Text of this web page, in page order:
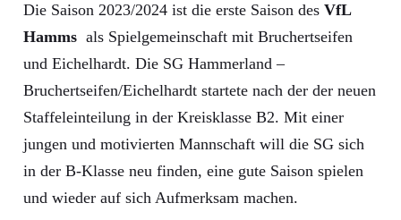
Die Saison 2023/2024 ist die erste Saison des VfL
Hamms als Spielgemeinschaft mit Bruchertseifen
und Eichelhardt. Die SG Hammerland –
Bruchertseifen/Eichelhardt startete nach der der neuen
Staffeleinteilung in der Kreisklasse B2. Mit einer
jungen und motivierten Mannschaft will die SG sich
in der B-Klasse neu finden, eine gute Saison spielen
und wieder auf sich Aufmerksam machen.